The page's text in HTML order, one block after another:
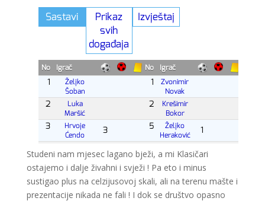
Studeni nam mjesec lagano bježi, a mi Klasičari
ostajemo i dalje živahni i svježi ! Pa eto i minus
sustigao plus na celzijusovoj skali, ali na terenu mašte i
prezentacije nikada ne fali ! I dok se društvo opasno